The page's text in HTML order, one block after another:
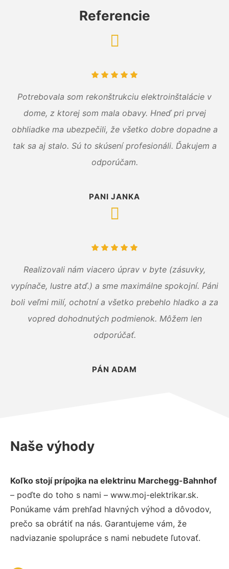
Referencie
Potrebovala som rekonštrukciu elektroinštalácie v
dome, z ktorej som mala obavy. Hneď pri prvej
obhliadke ma ubezpečili, že všetko dobre dopadne a
tak sa aj stalo. Sú to skúsení profesionáli. Ďakujem a
odporúčam.
PANI JANKA
Realizovali nám viacero úprav v byte (zásuvky,
vypínače, lustre atď.) a sme maximálne spokojní. Páni
boli veľmi milí, ochotní a všetko prebehlo hladko a za
vopred dohodnutých podmienok. Môžem len
odporúčať.
PÁN ADAM
Naše výhody
Koľko stojí prípojka na elektrinu Marchegg-Bahnhof
– poďte do toho s nami – www.moj-elektrikar.sk.
Ponúkame vám prehľad hlavných výhod a dôvodov,
prečo sa obrátiť na nás. Garantujeme vám, že
nadviazanie spolupráce s nami nebudete ľutovať.